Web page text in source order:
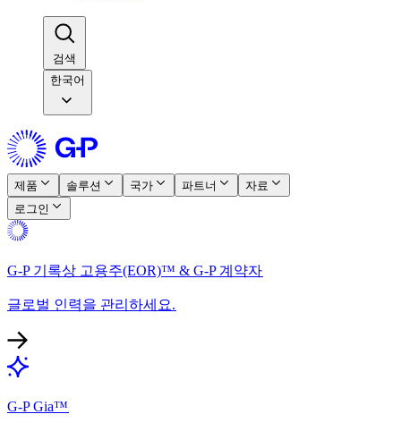
검색​​
한국어
제품​​ 솔루션​​ 국가​​ 파트너​​
자료​​
로그인​​
G-P 기록상 고용주(EOR)™ & G-P 계약자​​
글로벌 인력을 관리하세요.​​
G-P Gia™​​